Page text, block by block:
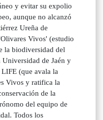
y evitar su expolio
aunque no alcanzó
Ureña de
Vivos' (estudio
la biodiversidad del
de Jaén y
(que avala la
Vivos y ratifica la
de la
del equipo de
Todos los